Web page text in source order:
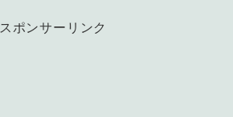
スポンサーリンク